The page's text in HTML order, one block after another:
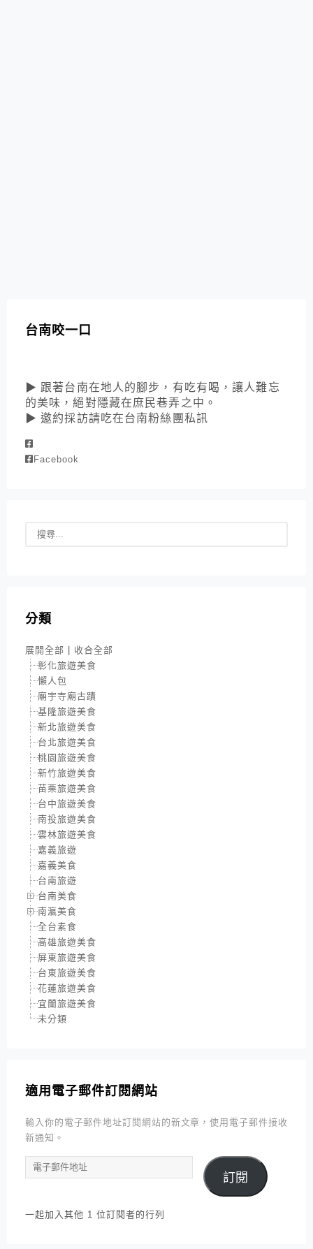
台南咬一口
▶ 跟著台南在地人的腳步，有吃有喝，讓人難忘
的美味，絕對隱藏在庶民巷弄之中。
▶ 邀約採訪請吃在台南粉絲團私訊
Facebook
分類
展開全部 | 收合全部
彰化旅遊美食
懶人包
廟宇寺廟古蹟
基隆旅遊美食
新北旅遊美食
台北旅遊美食
桃園旅遊美食
新竹旅遊美食
苗栗旅遊美食
台中旅遊美食
南投旅遊美食
雲林旅遊美食
嘉義旅遊
嘉義美食
台南旅遊
台南美食
南瀛美食
全台素食
高雄旅遊美食
屏東旅遊美食
台東旅遊美食
花蓮旅遊美食
宜蘭旅遊美食
未分類
適用電子郵件訂閱網站
輸入你的電子郵件地址訂閱網站的新文章，使用電子郵件接收
新通知。
電
子
件
訂閱
一起加入其他 1 位訂閱者的行列